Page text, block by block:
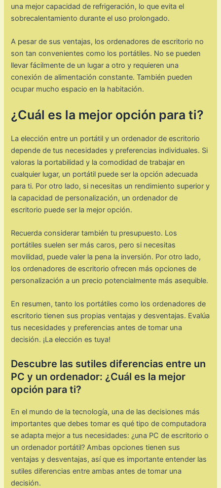
una mejor capacidad de refrigeración, lo que evita el
sobrecalentamiento durante el uso prolongado.
A pesar de sus ventajas, los ordenadores de escritorio no
son tan convenientes como los portátiles. No se pueden
llevar fácilmente de un lugar a otro y requieren una
conexión de alimentación constante. También pueden
ocupar mucho espacio en la habitación.
¿Cuál es la mejor opción para ti?
La elección entre un portátil y un ordenador de escritorio
depende de tus necesidades y preferencias individuales. Si
valoras la portabilidad y la comodidad de trabajar en
cualquier lugar, un portátil puede ser la opción adecuada
para ti. Por otro lado, si necesitas un rendimiento superior y
la capacidad de personalización, un ordenador de
escritorio puede ser la mejor opción.
Recuerda considerar también tu presupuesto. Los
portátiles suelen ser más caros, pero si necesitas
movilidad, puede valer la pena la inversión. Por otro lado,
los ordenadores de escritorio ofrecen más opciones de
personalización a un precio potencialmente más asequible.
En resumen, tanto los portátiles como los ordenadores de
escritorio tienen sus propias ventajas y desventajas. Evalúa
tus necesidades y preferencias antes de tomar una
decisión. ¡La elección es tuya!
Descubre las sutiles diferencias entre un
PC y un ordenador: ¿Cuál es la mejor
opción para ti?
En el mundo de la tecnología, una de las decisiones más
importantes que debes tomar es qué tipo de computadora
se adapta mejor a tus necesidades: ¿una PC de escritorio o
un ordenador portátil? Ambas opciones tienen sus
ventajas y desventajas, así que es importante entender las
sutiles diferencias entre ambas antes de tomar una
decisión.